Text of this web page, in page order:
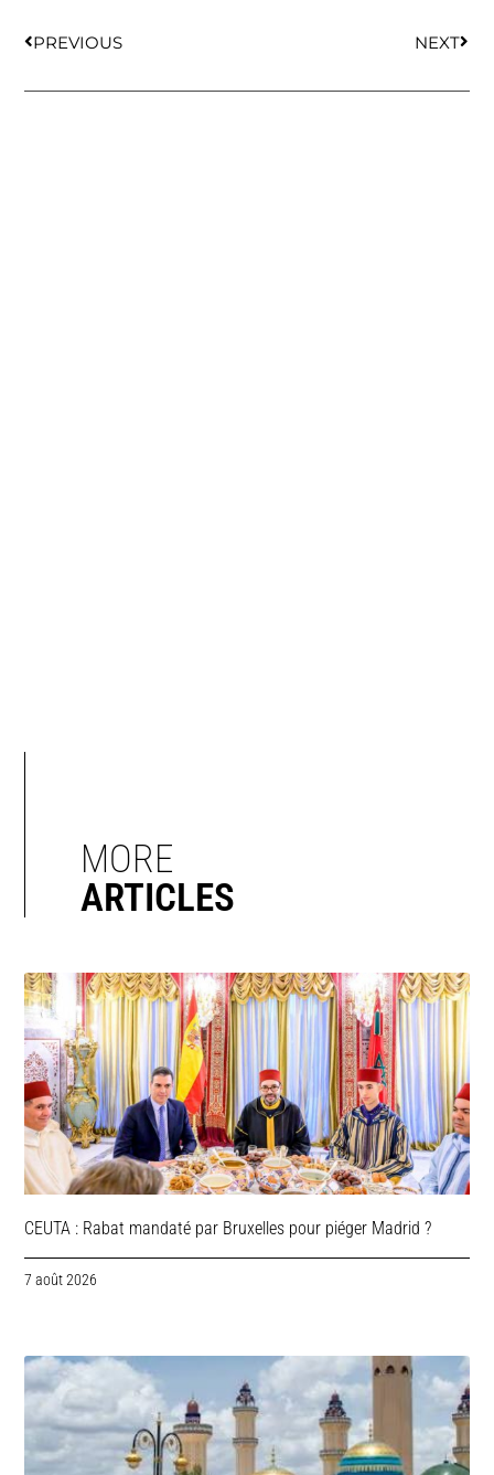
PREVIOUS NEXT
MORE
ARTICLES
CEUTA : Rabat mandaté par Bruxelles pour piéger Madrid ?
7 août 2026